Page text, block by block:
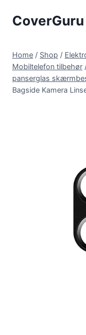
CoverGuru
Home / Shop /
Mobiltelefon tilbehør
panserglas
Bagside Kamera